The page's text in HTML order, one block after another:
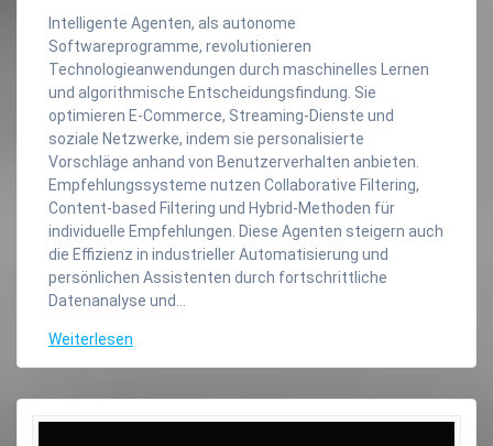
Intelligente Agenten, als autonome
Softwareprogramme, revolutionieren
Technologieanwendungen durch maschinelles Lernen
und algorithmische Entscheidungsfindung. Sie
optimieren E-Commerce, Streaming-Dienste und
soziale Netzwerke, indem sie personalisierte
Vorschläge anhand von Benutzerverhalten anbieten.
Empfehlungssysteme nutzen Collaborative Filtering,
Content-based Filtering und Hybrid-Methoden für
individuelle Empfehlungen. Diese Agenten steigern auch
die Effizienz in industrieller Automatisierung und
persönlichen Assistenten durch fortschrittliche
Datenanalyse und…
Weiterlesen